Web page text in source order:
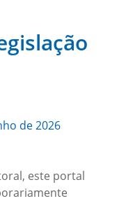
de 2026
este portal